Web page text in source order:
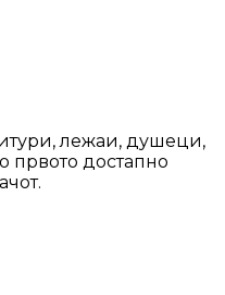
лежаи, душеци,
првото достапно